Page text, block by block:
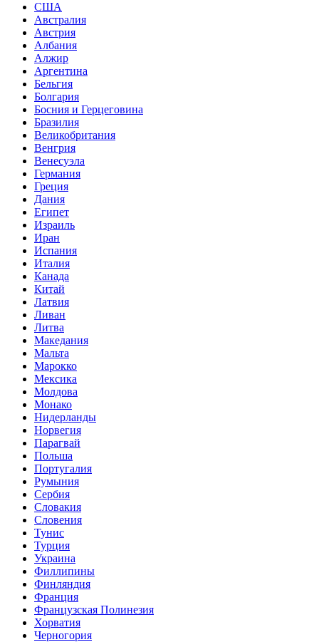
США
Австралия
Австрия
Албания
Алжир
Аргентина
Бельгия
Болгария
Босния и Герцеговина
Бразилия
Великобритания
Венгрия
Венесуэла
Германия
Греция
Дания
Египет
Израиль
Иран
Испания
Италия
Канада
Китай
Латвия
Ливан
Литва
Македания
Мальта
Марокко
Мексика
Молдова
Монако
Нидерланды
Норвегия
Парагвай
Польша
Португалия
Румыния
Сербия
Словакия
Словения
Тунис
Турция
Украина
Филлипины
Финляндия
Франция
Французская Полинезия
Хорватия
Черногория